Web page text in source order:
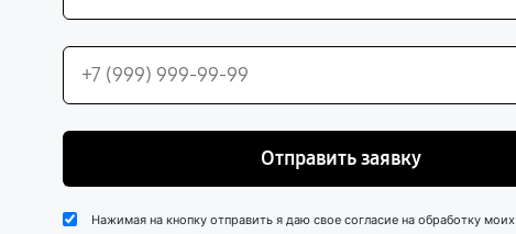
Отправить заявку
Нажимая на кнопку отправить я даю свое согласие на обработку моих